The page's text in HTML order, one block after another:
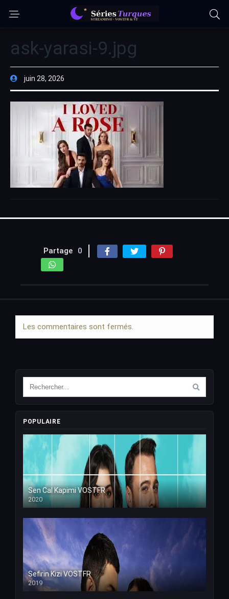
ask-yarasi-9.jpg
juin 28, 2026
Partage 0
Les commentaires sont fermés.
POPULAIRE
Sen Cal Kapimi VOSTFR
2020
Sefirin Kizi VOSTFR
2019